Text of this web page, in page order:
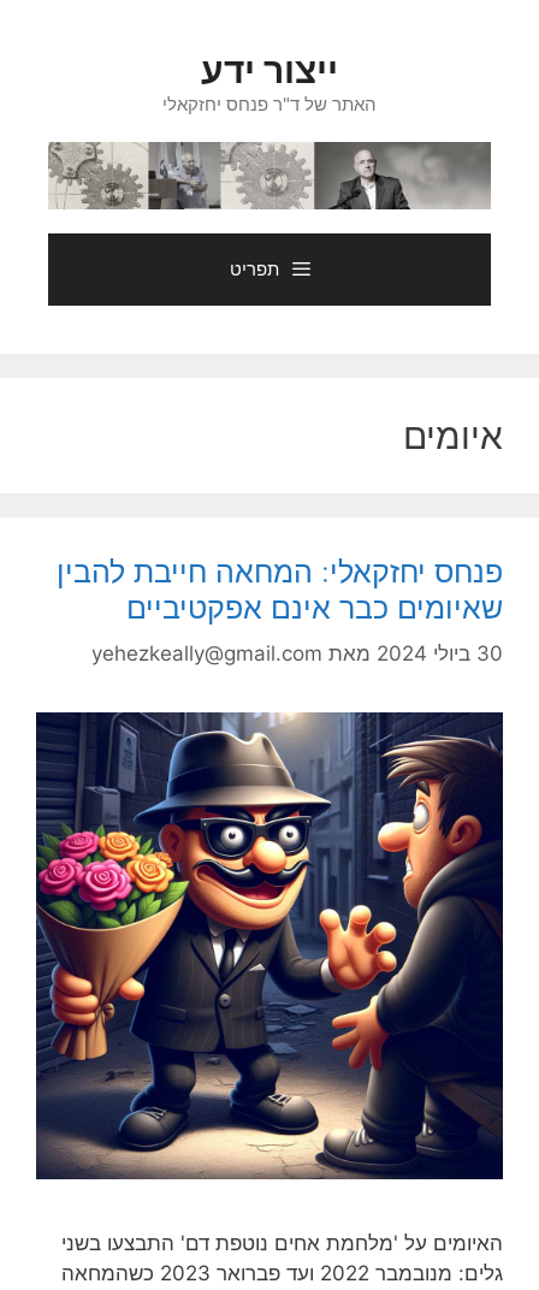
ייצור ידע
האתר של ד"ר פנחס יחזקאלי
תפריט
איומים
פנחס יחזקאלי: המחאה חייבת להבין
שאיומים כבר אינם אפקטיביים
30 ביולי 2024 מאת yehezkeally@gmail.com
האיומים על 'מלחמת אחים נוטפת דם' התבצעו בשני
גלים: מנובמבר 2022 ועד פברואר 2023 כשהמחאה